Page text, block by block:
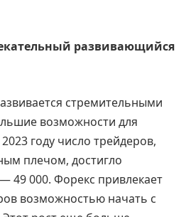
развивающийся
стремительными
возможности для
году число трейдеров,
плечом, достигло
49 000. Форекс привлекает
возможностью начать с